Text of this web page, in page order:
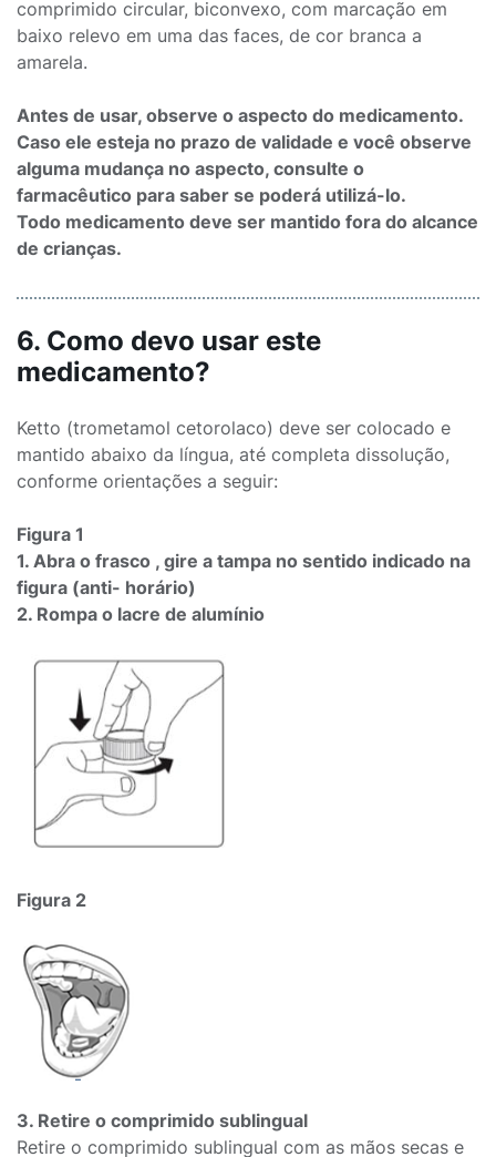
comprimido circular, biconvexo, com marcação em
baixo relevo em uma das faces, de cor branca a
amarela.
Antes de usar, observe o aspecto do medicamento.
Caso ele esteja no prazo de validade e você observe
alguma mudança no aspecto, consulte o
farmacêutico para saber se poderá utilizá-lo.
Todo medicamento deve ser mantido fora do alcance
de crianças.
6. Como devo usar este
medicamento?
Ketto (trometamol cetorolaco) deve ser colocado e
mantido abaixo da língua, até completa dissolução,
conforme orientações a seguir:
Figura 1
1. Abra o frasco , gire a tampa no sentido indicado na
figura (anti- horário)
2. Rompa o lacre de alumínio
Figura 2
3. Retire o comprimido sublingual
Retire o comprimido sublingual com as mãos secas e